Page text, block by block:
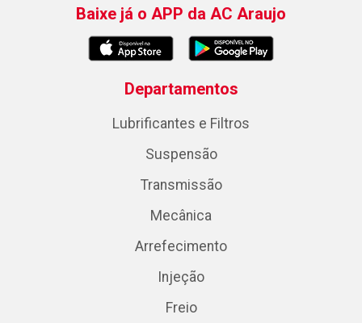
Baixe já o APP da AC Araujo
Departamentos
Lubrificantes e Filtros
Suspensão
Transmissão
Mecânica
Arrefecimento
Injeção
Freio